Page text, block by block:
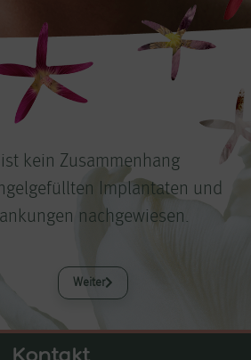
kein Zusammenhang
Implantaten und
nachgewiesen.
bei Nächster Beitrag: Gibt es
Weiter
Kontakt